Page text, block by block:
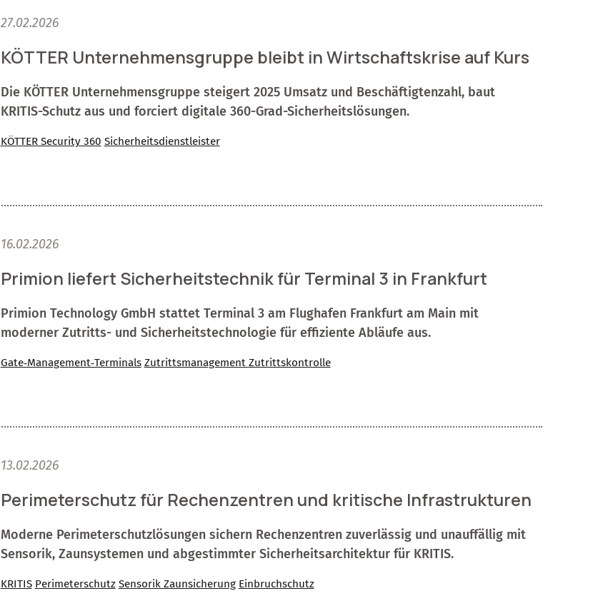
27.02.2026
KÖTTER Unternehmensgruppe bleibt in Wirtschaftskrise auf Kurs
Die KÖTTER Unternehmensgruppe steigert 2025 Umsatz und Beschäftigtenzahl, baut
KRITIS-Schutz aus und forciert digitale 360-Grad-Sicherheitslösungen.
KÖTTER Security 360 Sicherheitsdienstleister
16.02.2026
Primion liefert Sicherheitstechnik für Terminal 3 in Frankfurt
Primion Technology GmbH stattet Terminal 3 am Flughafen Frankfurt am Main mit
moderner Zutritts- und Sicherheitstechnologie für effiziente Abläufe aus.
Gate‑Management‑Terminals Zutrittsmanagement Zutrittskontrolle
13.02.2026
Perimeterschutz für Rechenzentren und kritische Infrastrukturen
Moderne Perimeterschutzlösungen sichern Rechenzentren zuverlässig und unauffällig mit
Sensorik, Zaunsystemen und abgestimmter Sicherheitsarchitektur für KRITIS.
KRITIS Perimeterschutz Sensorik Zaunsicherung Einbruchschutz